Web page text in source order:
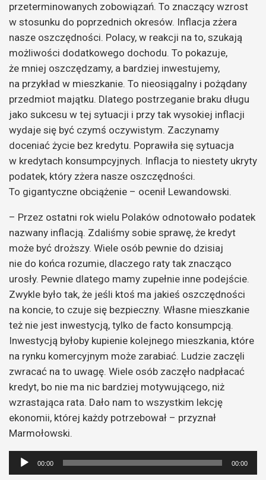
przeterminowanych zobowiązań. To znaczący wzrost
w stosunku do poprzednich okresów. Inflacja zżera
nasze oszczędności. Polacy, w reakcji na to, szukają
możliwości dodatkowego dochodu. To pokazuje,
że mniej oszczędzamy, a bardziej inwestujemy,
na przykład w mieszkanie. To nieosiągalny i pożądany
przedmiot majątku. Dlatego postrzeganie braku długu
jako sukcesu w tej sytuacji i przy tak wysokiej inflacji
wydaje się być czymś oczywistym. Zaczynamy
doceniać życie bez kredytu. Poprawiła się sytuacja
w kredytach konsumpcyjnych. Inflacja to niestety ukryty
podatek, który zżera nasze oszczędności.
To gigantyczne obciążenie – ocenił Lewandowski.
– Przez ostatni rok wielu Polaków odnotowało podatek
nazwany inflacją. Zdaliśmy sobie sprawę, że kredyt
może być droższy. Wiele osób pewnie do dzisiaj
nie do końca rozumie, dlaczego raty tak znacząco
urosły. Pewnie dlatego mamy zupełnie inne podejście.
Zwykle było tak, że jeśli ktoś ma jakieś oszczędności
na koncie, to czuje się bezpieczny. Własne mieszkanie
też nie jest inwestycją, tylko de facto konsumpcją.
Inwestycją byłoby kupienie kolejnego mieszkania, które
na rynku komercyjnym może zarabiać. Ludzie zaczęli
zwracać na to uwagę. Wiele osób zaczęło nadpłacać
kredyt, bo nie ma nic bardziej motywującego, niż
wzrastająca rata. Dało nam to wszystkim lekcję
ekonomii, której każdy potrzebował – przyznał
Marmołowski.
Odtwarzacz
plików
00:00 00:00